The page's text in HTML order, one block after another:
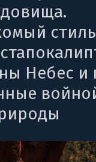
стиль
Небес и